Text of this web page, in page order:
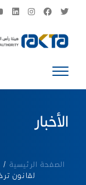
الأخبار
الصفحة الرئيسية/
لقانون